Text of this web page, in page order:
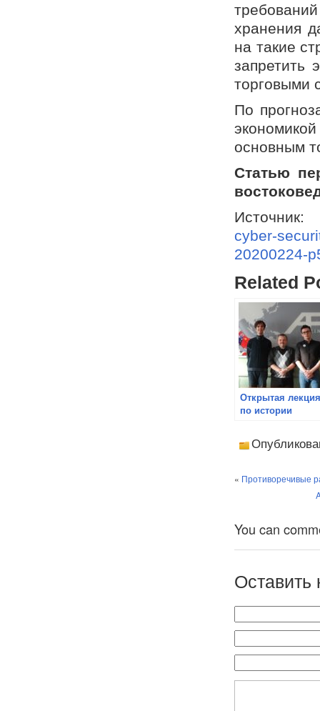
хранения
на такие
запретить
торговыми
По
основным
Статью
cyber-
20200224-
Related
Открытая лекция
по истории
« Противоречивые
You can
Оставить